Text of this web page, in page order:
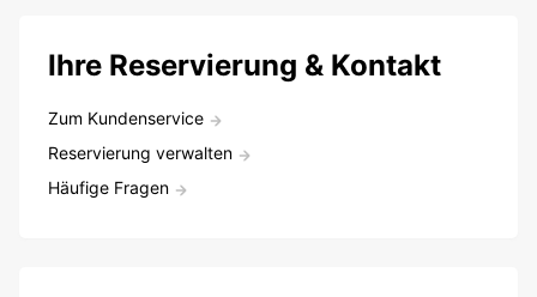
Ihre Reservierung & Kontakt
Zum Kundenservice
Reservierung verwalten
Häufige Fragen